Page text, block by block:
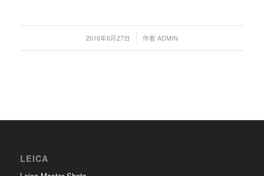
2016年6月27日
/ 作者 ADMIN
LEICA